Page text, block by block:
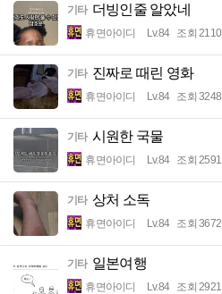
기타 더빙인줄 알았네
휴면아이디 Lv.84 조회 2110
기타 진짜로 때린 영화
휴면아이디 Lv.84 조회 3248
기타 시원한 국물
휴면아이디 Lv.84 조회 2591
기타 상처 소독
휴면아이디 Lv.84 조회 3672
기타 일본여행
휴면아이디 Lv.84 조회 2921